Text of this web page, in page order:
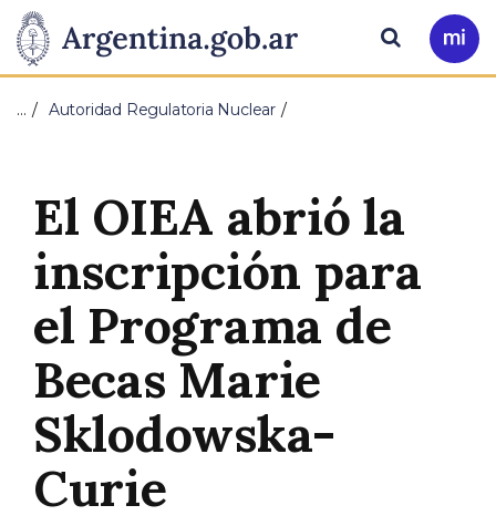
Presidencia
de
Nación
Pasar al contenido principal
Ir
a
Buscar
… Autoridad Regulatoria Nuclear
El OIEA abrió la
inscripción para
el Programa de
Becas Marie
Sklodowska-
Curie